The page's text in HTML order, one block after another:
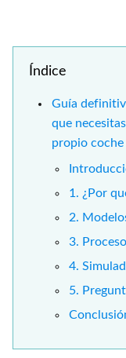
Índice
Guía
que
propio
1. ¿Por
2.
3.
4.
5.